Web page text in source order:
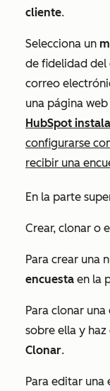
cliente.
Selecciona un
de fidelidad del
correo
una página
HubSpot
configurarse
recibir una
En la parte
Crear, clonar o
Para crear una
encuesta en la
Para clonar
sobre ella y haz
Clonar.
Para editar una